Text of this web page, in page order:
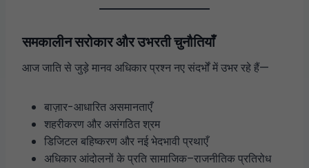
समकालीन सरोकार और उभरती चुनौतियाँ
आज जाति से जुड़े मानव अधिकार प्रश्न नए संदर्भों में उभर रहे हैं—
बाज़ार-आधारित असमानताएँ
शहरीकरण और असंगठित श्रम
डिजिटल बहिष्करण और नई भेदभावी प्रथाएँ
अधिकार आंदोलनों के प्रति सामाजिक–राजनीतिक प्रतिरोध